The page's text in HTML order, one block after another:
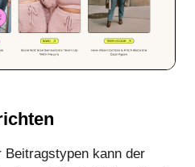
Beitragstypen kann der